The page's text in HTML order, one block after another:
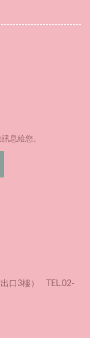
息給您。
出口3樓） TEL.02-